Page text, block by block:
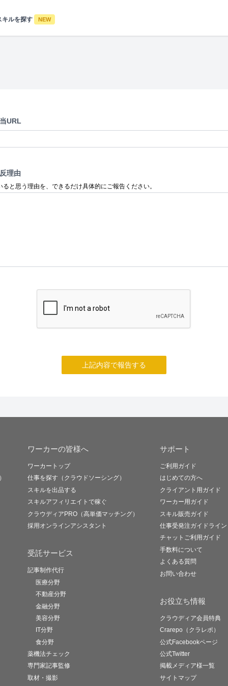
キルを探す NEW
URL
理由
ると思う理由を、できるだけ具体的にご報告ください。
上記内容で報告する
ワーカーの皆様へ
ワーカートップ
仕事を探す（クラウドソーシング）
スキルを出品する
スキルアフィリエイトで稼ぐ
クラウディアPRO（高単価マッチング）
採用オンラインアシスタント
受託サービス
記事制作代行
医療分野
不動産分野
金融分野
美容分野
IT分野
食分野
薬機法チェック
専門家記事監修
取材・撮影
サポート
ご利用ガイド
はじめての方へ
クライアント用ガイド
ワーカー用ガイド
スキル販売ガイド
仕事受発注ガイドライン
チャットご利用ガイド
手数料について
よくある質問
お問い合わせ
お役立ち情報
クラウディア会員特典
Crarepo（クラレポ）
公式Facebookページ
公式Twitter
掲載メディア様一覧
サイトマップ